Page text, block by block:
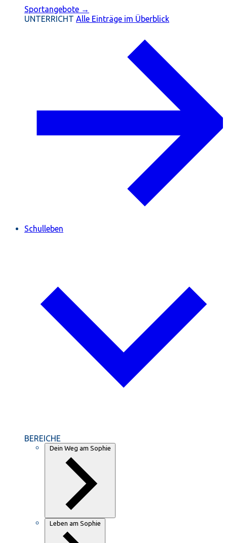
Sportangebote →
UNTERRICHT Alle Einträge im Überblick
Schulleben
BEREICHE
Dein Weg am Sophie
Leben am Sophie